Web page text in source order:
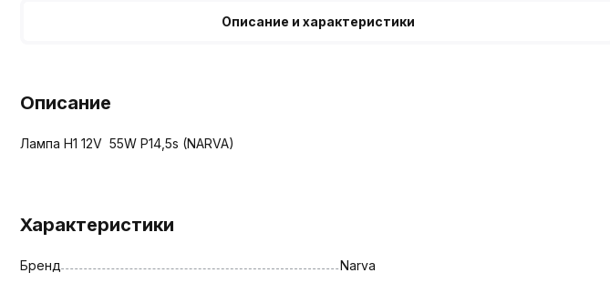
Описание и характеристики
Описание
Лампа H1 12V 55W P14,5s (NARVA)
Характеристики
Бренд
Narva